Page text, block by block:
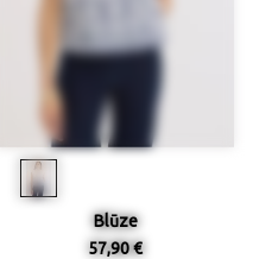
Blūze
57,90 €